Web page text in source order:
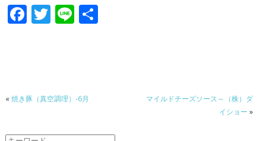
F
o
o
k
T Li 共
« 焼き豚（真空調理）-6月
マイルドチーズソース～（株）ダ
イショー »